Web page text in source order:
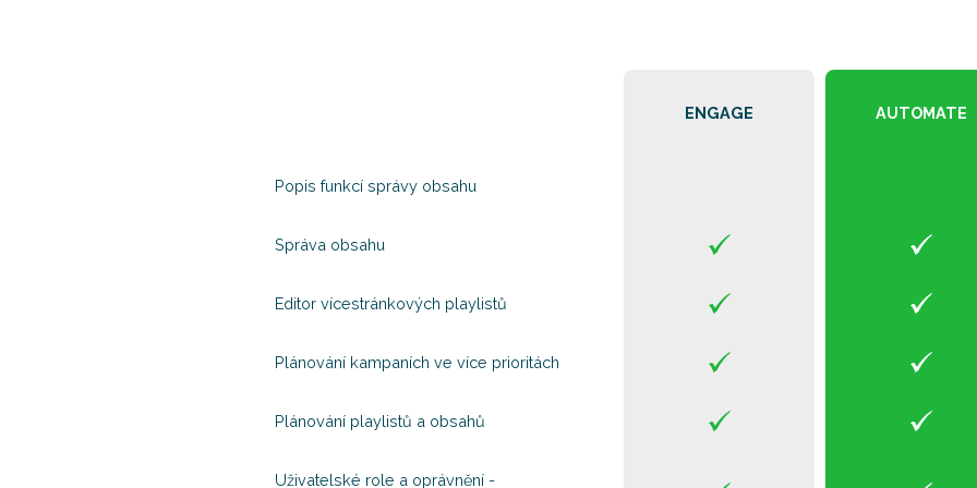
ENGAGE AUTOMATE
Popis funkcí správy obsahu
Správa obsahu
Editor vícestránkových playlistů
Plánování kampaních ve více prioritách
Plánování playlistů a obsahů
Uživatelské role a oprávnění -